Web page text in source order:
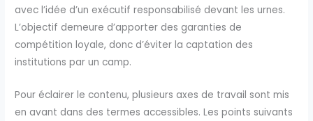
avec l’idée d’un exécutif responsabilisé devant les urnes.
L’objectif demeure d’apporter des garanties de
compétition loyale, donc d’éviter la captation des
institutions par un camp.
Pour éclairer le contenu, plusieurs axes de travail sont mis
en avant dans des termes accessibles. Les points suivants